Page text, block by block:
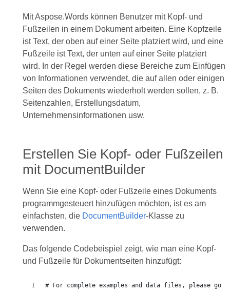
Mit Aspose.Words können Benutzer mit Kopf- und
Fußzeilen in einem Dokument arbeiten. Eine Kopfzeile
ist Text, der oben auf einer Seite platziert wird, und eine
Fußzeile ist Text, der unten auf einer Seite platziert
wird. In der Regel werden diese Bereiche zum Einfügen
von Informationen verwendet, die auf allen oder einigen
Seiten des Dokuments wiederholt werden sollen, z. B.
Seitenzahlen, Erstellungsdatum,
Unternehmensinformationen usw.
Erstellen Sie Kopf- oder Fußzeilen
mit DocumentBuilder
Wenn Sie eine Kopf- oder Fußzeile eines Dokuments
programmgesteuert hinzufügen möchten, ist es am
einfachsten, die DocumentBuilder-Klasse zu
verwenden.
Das folgende Codebeispiel zeigt, wie man eine Kopf-
und Fußzeile für Dokumentseiten hinzufügt: